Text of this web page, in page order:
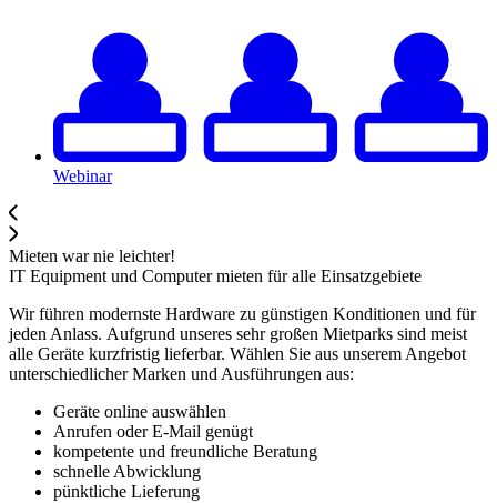
Webinar
Mieten war nie leichter!
IT Equipment und Computer mieten für alle Einsatzgebiete
Wir führen modernste Hardware zu günstigen Konditionen und für
jeden Anlass. Aufgrund unseres sehr großen Mietparks sind meist
alle Geräte kurzfristig lieferbar. Wählen Sie aus unserem Angebot
unterschiedlicher Marken und Ausführungen aus:
Geräte online auswählen
Anrufen oder E-Mail genügt
kompetente und freundliche Beratung
schnelle Abwicklung
pünktliche Lieferung